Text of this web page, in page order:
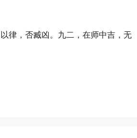
律，否臧凶。九二，在师中吉，无